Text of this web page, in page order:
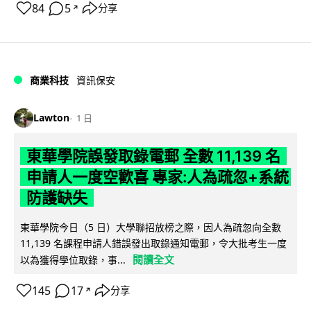
84 5 ↗ 分享
商業科技 資訊保安
Lawton 1 日
東華學院誤發取錄電郵 全數 11,139 名
申請人一度空歡喜 專家:人為疏忽+系統
防護缺失
東華學院今日（5 日）大學聯招放榜之際，因人為疏忽向全數
11,139 名課程申請人錯誤發出取錄通知電郵，令大批考生一度
以為獲得學位取錄，事...
閱讀全文
145 17 ↗ 分享